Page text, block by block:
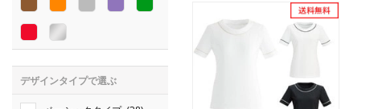
デザインタイプで選ぶ